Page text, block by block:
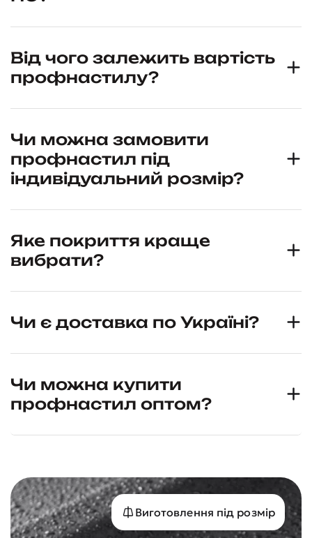
Від чого залежить вартість
профнастилу?
Чи можна замовити
профнастил під
індивідуальний розмір?
Яке покриття краще
вибрати?
Чи є доставка по Україні?
Чи можна купити
профнастил оптом?
Виготовлення під розмір